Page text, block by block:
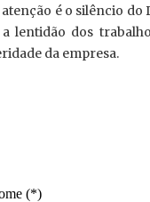
é o silêncio
lentidão dos
da empresa.
(*)